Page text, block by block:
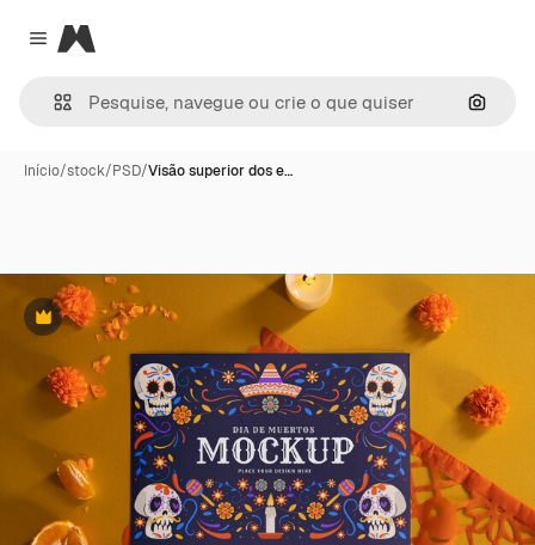
Close menu
Magnific
Início/stock/PSD/Visão superior dos e…
Premium